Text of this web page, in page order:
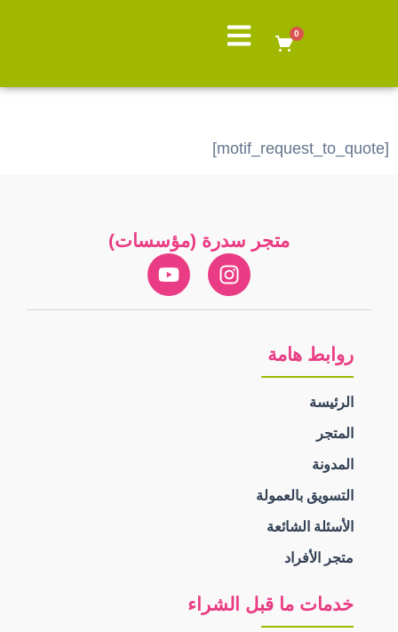
0
[motif_request_to_quote]
متجر سدرة (مؤسسات)
روابط هامة
الرئيسة
المتجر
المدونة
التسويق بالعمولة
الأسئلة الشائعة
متجر الأفراد
خدمات ما قبل الشراء